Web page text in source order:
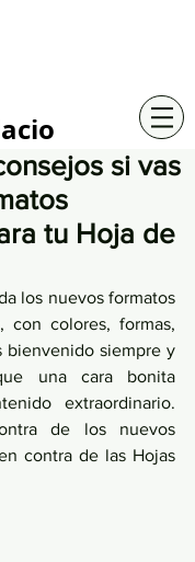
si vas
tu Hoja de
los nuevos formatos
con colores, formas,
bienvenido siempre y
una cara bonita
extraordinario.
de los nuevos
contra de las Hojas